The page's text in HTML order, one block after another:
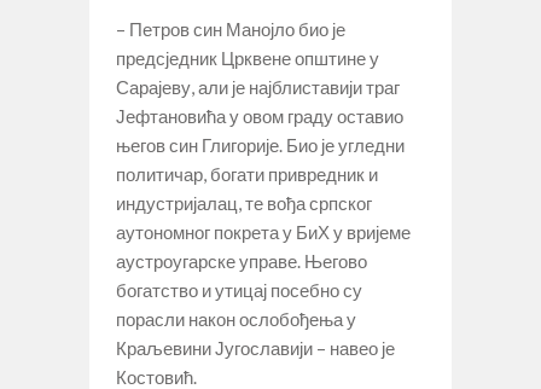
– Петров син Манојло био је
предсједник Црквене општине у
Сарајеву, али је најблиставији траг
Јефтановића у овом граду оставио
његов син Глигорије. Био је угледни
политичар, богати привредник и
индустријалац, те вођа српског
аутономног покрета у БиХ у вријеме
аустроугарске управе. Његово
богатство и утицај посебно су
порасли након ослобођења у
Краљевини Југославији – навео је
Костовић.